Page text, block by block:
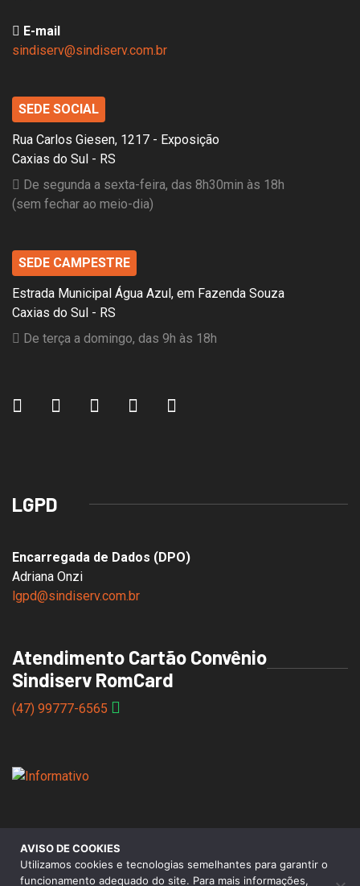
E-mail
sindiserv@sindiserv.com.br
SEDE SOCIAL
Rua Carlos Giesen, 1217 - Exposição
Caxias do Sul - RS
De segunda a sexta-feira, das 8h30min às 18h
(sem fechar ao meio-dia)
SEDE CAMPESTRE
Estrada Municipal Água Azul, em Fazenda Souza
Caxias do Sul - RS
De terça a domingo, das 9h às 18h
LGPD
Encarregada de Dados (DPO)
Adriana Onzi
lgpd@sindiserv.com.br
Atendimento Cartão Convênio
Sindiserv RomCard
(47) 99777-6565
© 2026 Sindicato dos Servidores Municipais de Caxias do
Aviso de Privacidade
AVISO DE COOKIES
Utilizamos cookies e tecnologias semelhantes para garantir o
funcionamento adequado do site. Para mais informações,